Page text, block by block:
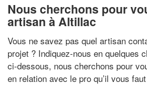
Nous cherchons pour
artisan à Altillac
Vous ne savez pas quel artisan
projet ? Indiquez-nous en quelques
ci-dessous, nous cherchons pour
en relation avec le pro qu’il vous